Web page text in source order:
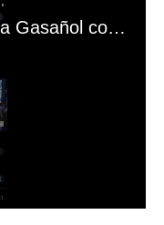
El mal momento de Yanina Gasañol con un hincha argentino en "Subrayado"